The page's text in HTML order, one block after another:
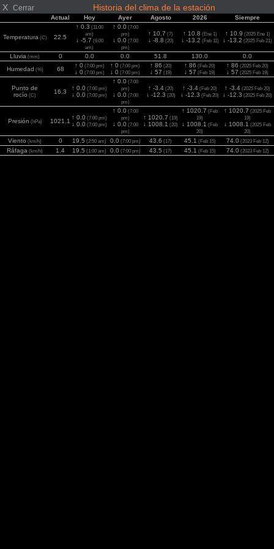
X Cerrar Historia del clima de la estación
Actual Hoy Ayer Agosto 2026 Siempre
Temperatura(C) 22.5
↑ 0.3 (11:00
am)
↓ -5.7 (6:00
am)
↑ 0.0(7:00
pm)
↓ 0.0(7:00
pm)
↑ 10.7 (7)
↓ -8.8 (20)
↑ 10.8 (Ene 1)
↓ -13.2 (Feb 11)
↑ 10.9 (2025 Ene 1)
↓ -13.2 (2025 Feb 21)
Lluvia (mm) 0 0.0 0.0 51.8 130.0
0.0
Humedad (%) 68
↑ 0(7:00 pm)
↓ 0(7:00 pm)
↑ 0 (7:00 pm)
↓ 0 (7:00 pm)
↑ 86 (20)
↓ 57 (19)
↑ 86 (Feb 20)
↓ 57 (Feb 19)
↑ 86 (2025 Feb 20)
↓ 57 (2025 Feb 19)
Punto de
rocío (C) 16.3
↑ 0.0 (7:00 pm)
↓ 0.0 (7:00 pm)
↑ 0.0(7:00
pm)
↓ 0.0(7:00
pm)
↑ -3.4(20)
↓ -12.3 (20)
↑ -3.4 (Feb 20)
↓ -12.3 (Feb 20)
↑ -3.4 (2025 Feb 20)
↓ -12.3 (2025 Feb 20)
Presión (hPa) 1021.1
↑ 0.0 (7:00 pm)
↓ 0.0 (7:00 pm)
↑ 0.0(7:00
pm)
↓ 0.0(7:00
pm)
↑ 1020.7 (19)
↓ 1008.1 (20)
↑ 1020.7 (Feb
19)
↓ 1008.1 (Feb
20)
↑ 1020.7 (2025 Feb
19)
↓ 1008.1 (2025 Feb
20)
Viento (km/h) 0 19.5 (2:50 am) 0.0(7:00 pm) 43.6 (17) 45.1 (Feb 15) 74.0(2023 Feb 12)
Ráfaga (km/h) 1.4 19.5 (1:00 am) 0.0(7:00 pm) 43.5 (17) 45.1 (Feb 15) 74.0(2023 Feb 12)